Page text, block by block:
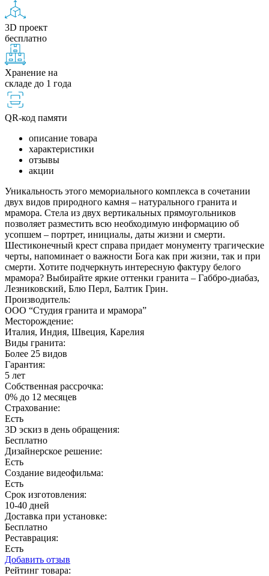
3D проект
бесплатно
Хранение на
складе до 1 года
QR-код памяти
описание товара
характеристики
отзывы
акции
Уникальность этого мемориального комплекса в сочетании
двух видов природного камня – натурального гранита и
мрамора. Стела из двух вертикальных прямоугольников
позволяет разместить всю необходимую информацию об
усопшем – портрет, инициалы, даты жизни и смерти.
Шестиконечный крест справа придает монументу трагические
черты, напоминает о важности Бога как при жизни, так и при
смерти. Хотите подчеркнуть интересную фактуру белого
мрамора? Выбирайте яркие оттенки гранита – Габбро-диабаз,
Лезниковский, Блю Перл, Балтик Грин.
Производитель:
ООО “Студия гранита и мрамора”
Месторождение:
Италия, Индия, Швеция, Карелия
Виды гранита:
Более 25 видов
Гарантия:
5 лет
Собственная рассрочка:
0% до 12 месяцев
Страхование:
Есть
3D эскиз в день обращения:
Бесплатно
Дизайнерское решение:
Есть
Создание видеофильма:
Есть
Срок изготовления:
10-40 дней
Доставка при установке:
Бесплатно
Реставрация:
Есть
Добавить отзыв
Рейтинг товара: